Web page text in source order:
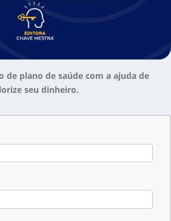
de plano de saúde com a ajuda de
seu dinheiro.